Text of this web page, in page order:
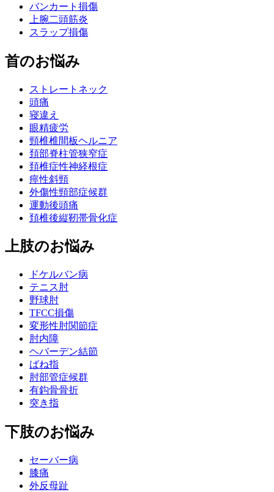
バンカート損傷
上腕二頭筋炎
スラップ損傷
首のお悩み
ストレートネック
頭痛
寝違え
眼精疲労
頸椎椎間板ヘルニア
頚部脊柱管狭窄症
頚椎症性神経根症
痙性斜頸
外傷性頸部症候群
運動後頭痛
頚椎後縦靭帯骨化症
上肢のお悩み
ドケルバン病
テニス肘
野球肘
TFCC損傷
変形性肘関節症
肘内障
ヘバーデン結節
ばね指
肘部管症候群
有鈎骨骨折
突き指
下肢のお悩み
セーバー病
膝痛
外反母趾